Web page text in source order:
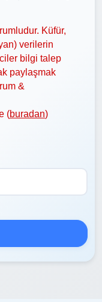
Küfür,
verilerin
bilgi talep
paylaşmak
&
(buradan)